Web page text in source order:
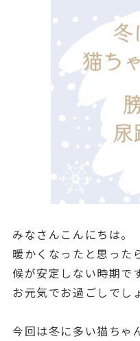
みなさんこんにちは。
暖かくなったと思った
候が安定しない時期で
お元気でお過ごしでし
今回は冬に多い猫ちゃ